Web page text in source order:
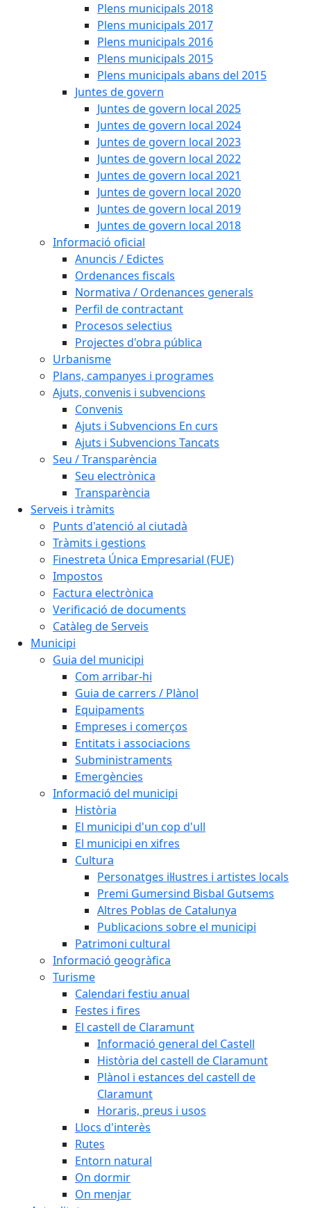
Plens municipals 2018
Plens municipals 2017
Plens municipals 2016
Plens municipals 2015
Plens municipals abans del 2015
Juntes de govern
Juntes de govern local 2025
Juntes de govern local 2024
Juntes de govern local 2023
Juntes de govern local 2022
Juntes de govern local 2021
Juntes de govern local 2020
Juntes de govern local 2019
Juntes de govern local 2018
Informació oficial
Anuncis / Edictes
Ordenances fiscals
Normativa / Ordenances generals
Perfil de contractant
Procesos selectius
Projectes d'obra pública
Urbanisme
Plans, campanyes i programes
Ajuts, convenis i subvencions
Convenis
Ajuts i Subvencions En curs
Ajuts i Subvencions Tancats
Seu / Transparència
Seu electrònica
Transparència
Serveis i tràmits
Punts d'atenció al ciutadà
Tràmits i gestions
Finestreta Única Empresarial (FUE)
Impostos
Factura electrònica
Verificació de documents
Catàleg de Serveis
Municipi
Guia del municipi
Com arribar-hi
Guia de carrers / Plànol
Equipaments
Empreses i comerços
Entitats i associacions
Subministraments
Emergències
Informació del municipi
Història
El municipi d'un cop d'ull
El municipi en xifres
Cultura
Personatges il·lustres i artistes locals
Premi Gumersind Bisbal Gutsems
Altres Poblas de Catalunya
Publicacions sobre el municipi
Patrimoni cultural
Informació geogràfica
Turisme
Calendari festiu anual
Festes i fires
El castell de Claramunt
Informació general del Castell
Història del castell de Claramunt
Plànol i estances del castell de
Claramunt
Horaris, preus i usos
Llocs d'interès
Rutes
Entorn natural
On dormir
On menjar